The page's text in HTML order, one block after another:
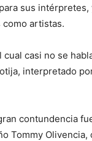
sus
como artistas.
cual casi no se
interpretado
contundencia
Tommy Olivencia,